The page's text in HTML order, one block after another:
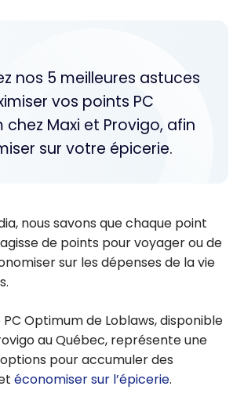
nos 5 meilleures astuces
vos points PC
Maxi et Provigo, afin
sur votre épicerie.
nous savons que chaque point
de points pour voyager ou de
sur les dépenses de la vie
Optimum de Loblaws, disponible
au Québec, représente une
pour accumuler des
économiser sur l’épicerie.